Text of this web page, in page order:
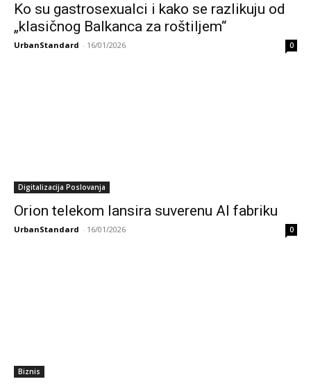
Ko su gastrosexualci i kako se razlikuju od
„klasičnog Balkanca za roštiljem“
UrbanStandard - 16/01/2026 0
Digitalizacija Poslovanja
Orion telekom lansira suverenu AI fabriku
UrbanStandard - 16/01/2026 0
Biznis